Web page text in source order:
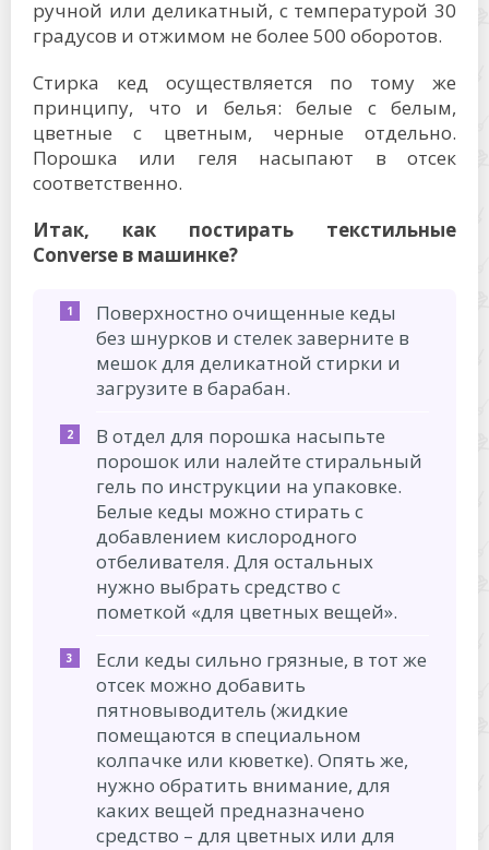
ручной или деликатный, с температурой 30
градусов и отжимом не более 500 оборотов.
Стирка кед осуществляется по тому же
принципу, что и белья: белые с белым,
цветные с цветным, черные отдельно.
Порошка или геля насыпают в отсек
соответственно.
Итак, как постирать текстильные
Converse в машинке?
Поверхностно очищенные кеды
без шнурков и стелек заверните в
мешок для деликатной стирки и
загрузите в барабан.
В отдел для порошка насыпьте
порошок или налейте стиральный
гель по инструкции на упаковке.
Белые кеды можно стирать с
добавлением кислородного
отбеливателя. Для остальных
нужно выбрать средство с
пометкой «для цветных вещей».
Если кеды сильно грязные, в тот же
отсек можно добавить
пятновыводитель (жидкие
помещаются в специальном
колпачке или кюветке). Опять же,
нужно обратить внимание, для
каких вещей предназначено
средство – для цветных или для